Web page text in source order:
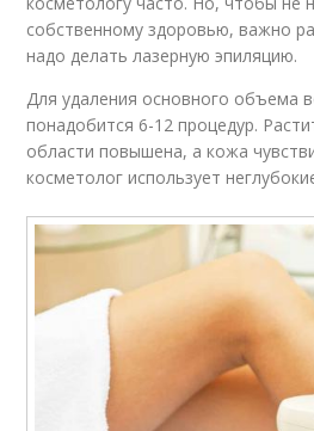
собственному здоровью, важно
надо делать лазерную эпиляцию.
Для удаления основного объема
понадобится 6-12 процедур.
области повышена, а кожа
косметолог использует